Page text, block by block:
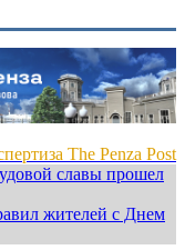
The Penza Post
славы прошел
жителей с Днем